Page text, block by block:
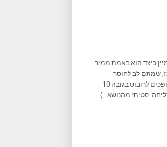
כיצד הוא באמת ממיר
שמתם לב לחוסר
האמינות במימדים של הרובוטים? ברגע אחד הם רכב פרטי קטן, ודקה לאחר מכן הם הופכים לרובוט בגובה 10
סטיתי מהנושא…).